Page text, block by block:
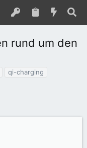
rund um den
qi-charging